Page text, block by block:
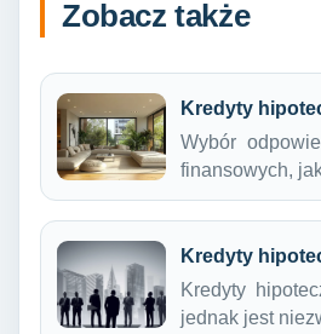
Zobacz także
Kredyty
Wybór
finansowych,
Kredyty
Kredyty
jednak jest